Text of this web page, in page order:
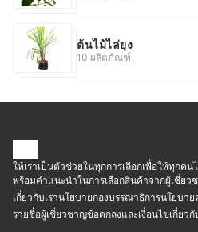
ต้นไม้ไล่ยุง
10 ผลิตภัณฑ์
ให้เราเป็นตัวช่วยในทุกการเลือกเพื่อให้ทุกค
พร้อมคำแนะนำในการเลือกสินค้าจากผู้เชี่ยว
เกี่ยวกับเรานโยบายกองบรรณาธิการนโยบาย
รายชื่อผู้เชี่ยวชาญข้อตกลงและเงื่อนไขเกี่ยว